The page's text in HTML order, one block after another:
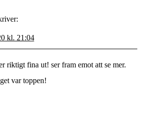
kl. 21:04
riktigt fina ut! ser fram emot att se mer.
var toppen!